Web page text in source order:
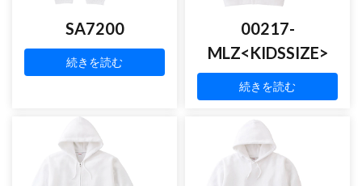
SA7200
続きを読む
00217-
MLZ<KIDSSIZE>
続きを読む